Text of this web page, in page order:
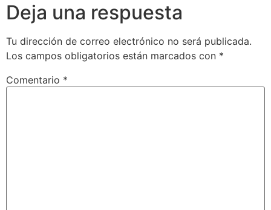
Deja una respuesta
Tu dirección de correo electrónico no será publicada.
Los campos obligatorios están marcados con *
Comentario *